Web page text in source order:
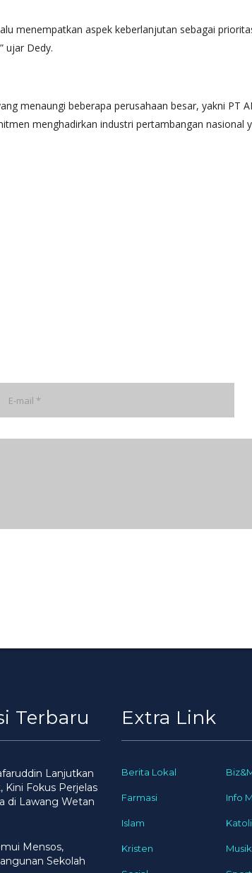
menempatkan aspek keberlanjutan sebagai
ujar Dedy.
menaungi beberapa perusahaan besar, yakni PT
menghadirkan industri pertambangan
Terbaru
Lanjutkan
Kini Fokus Perjelas
di Lawang Wetan
Mensos,
Sekolah
Extra Link
Berita Lokal
Farmasi Info
Islam
Kristen Musik